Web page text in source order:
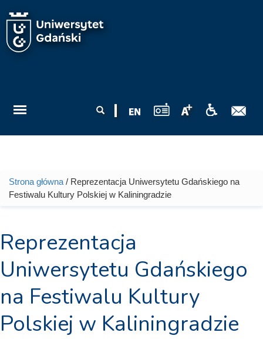
wyszukiwania
Jesteś tutaj
Strona główna / Reprezentacja Uniwersytetu Gdańskiego na
Festiwalu Kultury Polskiej w Kaliningradzie
Reprezentacja
Uniwersytetu Gdańskiego
na Festiwalu Kultury
Polskiej w Kaliningradzie